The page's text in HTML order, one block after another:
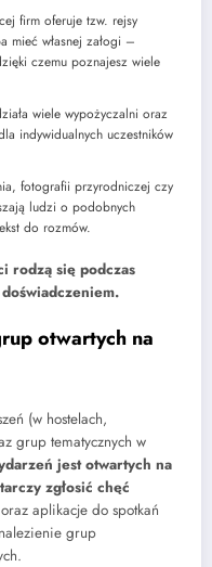
firm oferuje tzw. rejsy
mieć własnej załogi –
czemu poznajesz wiele
wiele wypożyczalni oraz
indywidualnych uczestników
fotografii przyrodniczej czy
ludzi o podobnych
do rozmów.
rodzą się podczas
otwartych na
(w hostelach,
grup tematycznych w
jest otwartych na
zgłosić chęć
aplikacje do spotkań
grup